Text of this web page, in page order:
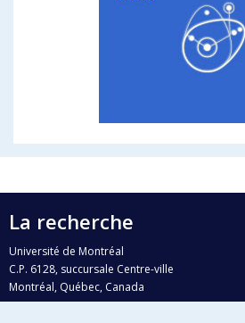
La recherche
Université de Montréal
C.P. 6128, succursale Centre-ville
Montréal, Québec, Canada
H3C 3J7